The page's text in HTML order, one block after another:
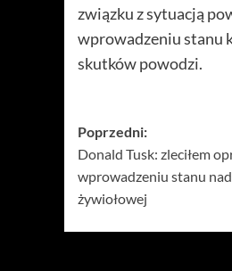
związku z sytuacją
wprowadzeniu stanu
skutków powodzi.
Zobacz
wpisy
Poprzedni:
Donald Tusk: zleciłem
wprowadzeniu stanu
żywiołowej